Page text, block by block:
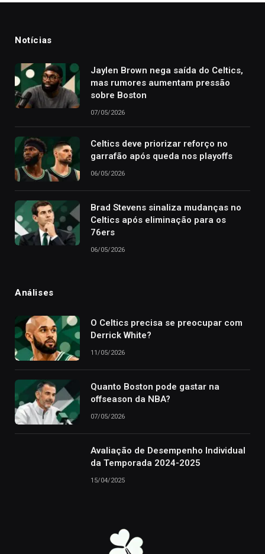
Notícias
Jaylen Brown nega saída do Celtics,
mas rumores aumentam pressão
sobre Boston
07/05/2026
Celtics deve priorizar reforço no
garrafão após queda nos playoffs
06/05/2026
Brad Stevens sinaliza mudanças no
Celtics após eliminação para os
76ers
06/05/2026
Análises
O Celtics precisa se preocupar com
Derrick White?
11/05/2026
Quanto Boston pode gastar na
offseason da NBA?
07/05/2026
Avaliação de Desempenho Individual
da Temporada 2024-2025
15/04/2025